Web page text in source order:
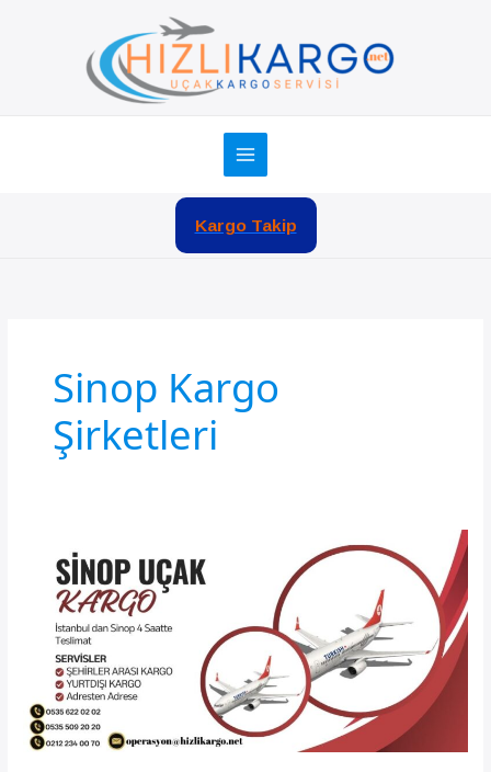
Kargo Takip
Sinop Kargo
Şirketleri